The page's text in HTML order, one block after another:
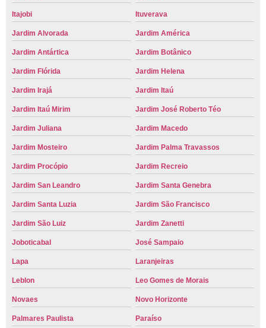
Itajobi Ituverava
Jardim Alvorada Jardim América
Jardim Antártica Jardim Botânico
Jardim Flórida Jardim Helena
Jardim Irajá Jardim Itaú
Jardim Itaú Mirim Jardim José Roberto Téo
Jardim Juliana Jardim Macedo
Jardim Mosteiro Jardim Palma Travassos
Jardim Procópio Jardim Recreio
Jardim San Leandro Jardim Santa Genebra
Jardim Santa Luzia Jardim São Francisco
Jardim São Luiz Jardim Zanetti
Joboticabal José Sampaio
Lapa Laranjeiras
Leblon Leo Gomes de Morais
Novaes Novo Horizonte
Palmares Paulista Paraíso